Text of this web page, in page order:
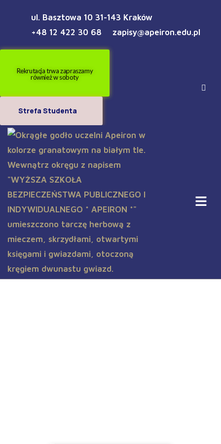
ul. Basztowa 10 31-143 Kraków
+48 12 422 30 68
zapisy@apeiron.edu.pl
Rekrutacja trwa zapraszamy
również w soboty
Strefa Studenta